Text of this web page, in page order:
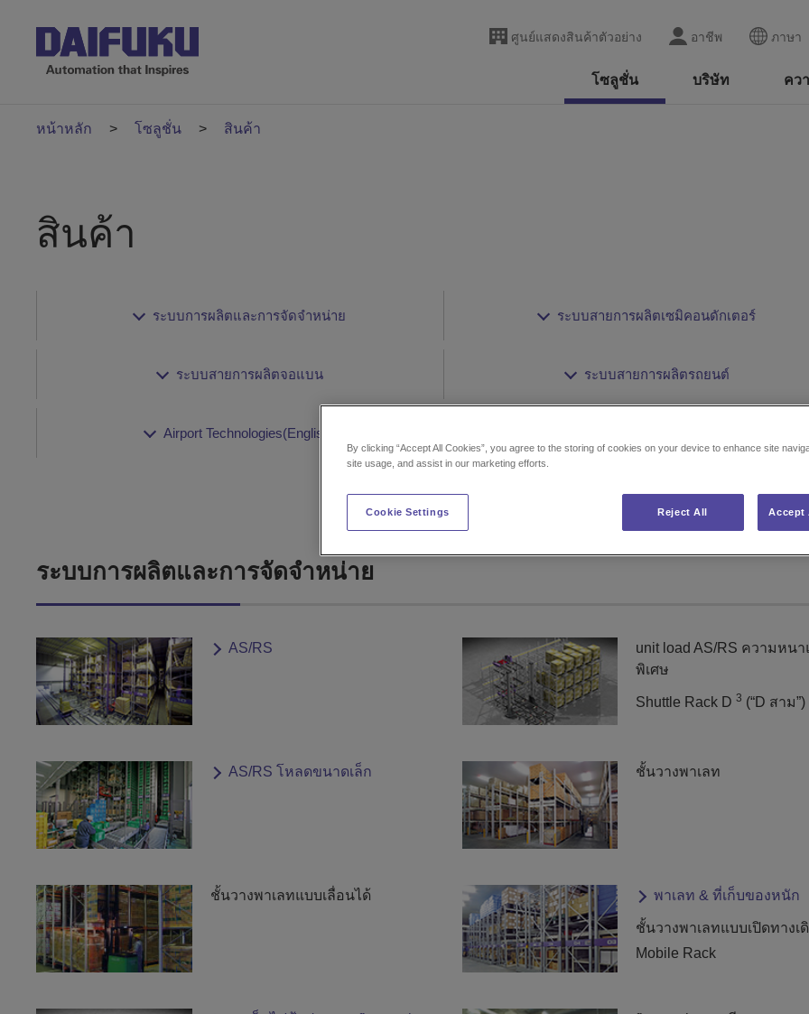
ศูนย์แสดงสินค้าตัวอย่าง อาชีพ ภาษา
โซลูชั่น บริษัท คว
หน้าหลัก โซลูชั่น สินค้า
สินค้า
ระบบการผลิตและการจัดจำหน่าย ระบบสายการผลิตเซมิคอนดักเตอร์
ระบบสายการผลิตจอแบน ระบบสายการผลิตรถยนต์
Airport Technologies(English)
ระบบการผลิตและการจัดจำหน่าย
AS/RS
unit load AS/RS ความหน
พิเศษ
Shuttle Rack D3 (“D สาม”)
AS/RS โหลดขนาดเล็ก ชั้นวางพาเลท
ชั้นวางพาเลทแบบเลื่อนได้ พาเลท & ที่เก็บของหนัก
ชั้นวางพาเลทแบบเปิดทางเ
Mobile Rack
By clicking “Accept All Cookies”, you agree to the storing of cookies on your device to enhance site
site usage, and assist in our marketing efforts.
Cookie Settings Reject All Accept